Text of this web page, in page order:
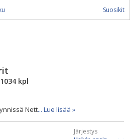
Suosikit
kpl
Nett... Lue lisää »
Järjestys